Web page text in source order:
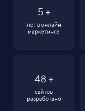
5 +
лет в онлайн
маркетинге
48 +
сайтов
разработано